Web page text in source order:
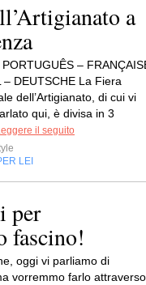
a
–
– DEUTSCHE La Fiera
dell’Artigianato, di cui vi
qui, è divisa in 3
il seguito
LEI
per
fascino!
oggi vi parliamo di
vorremmo farlo attraverso